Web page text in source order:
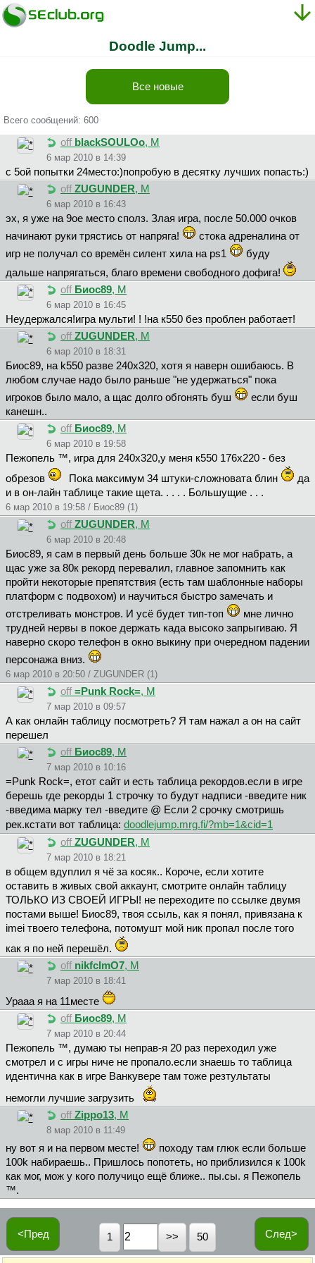
Doodle Jump...
Все новые
Всего сообщений: 600
off blackSOULOo, М
6 мар 2010 в 14:39
с 5ой попытки 24место:)попробую в десятку лучших попасть:)
off ZUGUNDER, М
6 мар 2010 в 16:43
эх, я уже на 9ое место сполз. Злая игра, после 50.000 очков
начинают руки трястись от напряга!
стока адреналина от
игр не получал со времён силент хила на ps1
буду
дальше напрягаться, благо времени свободного дофига!
off Биoc89, М
6 мар 2010 в 16:45
Неудержался!игра мульти! ! !на к550 без проблен работает!
off ZUGUNDER, М
6 мар 2010 в 18:31
Биoc89, на k550 разве 240x320, хотя я наверн ошибаюсь. В
любом случае надо было раньше "не удержаться" пока
игроков было мало, а щас долго обгонять буш
если буш
канешн..
off Биoc89, М
6 мар 2010 в 19:58
Пeжoпeль ™, игра для 240х320,у меня к550 176х220 - без
обрезов
Пока максимум 34 штуки-сложновата блин
да
и в он-лайн таблице такие щета. . . . . Большущие . . .
6 мар 2010 в 19:58 / Биoc89 (1)
off ZUGUNDER, М
6 мар 2010 в 20:48
Биoc89, я сам в первый день больше 30к не мог набрать, а
щас уже за 80к рекорд перевалил, главное запомнить как
пройти некоторые препятствия (есть там шаблонные наборы
платформ с подвохом) и научиться быстро замечать и
отстреливать монстров. И усё будет тип-топ
мне лично
трудней нервы в покое держать када высоко запрыгиваю. Я
наверно скоро телефон в окно выкину при очередном падении
персонажа вниз.
6 мар 2010 в 20:50 / ZUGUNDER (1)
off =Punk Rock=, М
7 мар 2010 в 09:57
А как онлайн таблицу посмотреть? Я там нажал а он на сайт
перешел
off Биoc89, М
7 мар 2010 в 10:16
=Punk Rock=, етот сайт и есть таблица рекордов.если в игре
берешь где рекорды 1 строчку то будут надписи -введите ник
-введима марку тел -введите @ Если 2 срочку смотришь
рек.кстати вот таблица: doodlejump.mrg.fi/?mb=1&cid=1
off ZUGUNDER, М
7 мар 2010 в 18:21
в общем вдуплил я чё за косяк.. Короче, если хотите
оставить в живых свой аккаунт, смотрите онлайн таблицу
ТОЛЬКО ИЗ СВОЕЙ ИГРЫ! не переходите по ссылке двумя
постами выше! Биос89, твоя ссыль, как я понял, привязана к
imei твоего телефона, потомушт мой ник пропал после того
как я по ней перешёл.
off nikfclmO7, М
7 мар 2010 в 18:41
Урааа я на 11месте
off Биoc89, М
7 мар 2010 в 20:44
Пeжoпeль ™, думаю ты неправ-я 20 раз переходил уже
смотрел и с игры ниче не пропало.если знаешь то таблица
идентична как в игре Ванкувере там тоже резтультаты
немогли лучшие загрузить
off Zippo13, М
8 мар 2010 в 11:49
ну вот я и на первом месте!
походу там глюк если больше
100k набираешь.. Пришлось попотеть, но приблизился к 100k
как мог, мож у кого получицо ещё ближе.. пы.сы. я Пежопель
™.
<Пред След>
1 50